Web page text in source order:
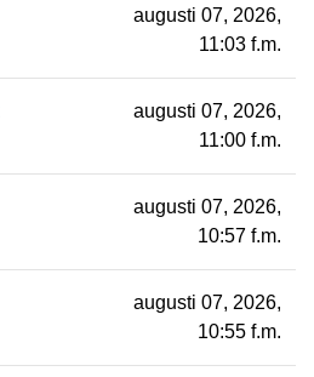
augusti 07, 2026,
11:03 f.m.
augusti 07, 2026,
11:00 f.m.
augusti 07, 2026,
10:57 f.m.
augusti 07, 2026,
10:55 f.m.